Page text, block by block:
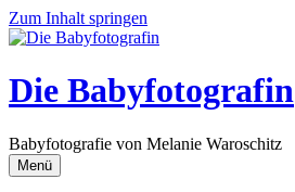
Zum Inhalt springen
Die Babyfotografin
Babyfotografie von Melanie Waroschitz
Menü